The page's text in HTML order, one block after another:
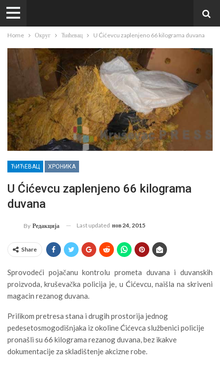
Home Округ Ћићевац U Ćićevcu zaplenjeno 66 kilograma duvana
ЋИЋЕВАЦ ХРОНИКА
U Ćićevcu zaplenjeno 66 kilograma
duvana
By Редакција Last updated нов 24, 2015
Share
Sprovodeći pojačanu kontrolu prometa duvana i duvanskih
proizvoda, kruševačka policija je, u Ćićevcu, naišla na skriveni
magacin rezanog duvana.
Prilikom pretresa stana i drugih prostorija jednog
pedesetosmogodišnjaka iz okoline Ćićevca službenici policije
pronašli su 66 kilograma rezanog duvana, bez ikakve
dokumentacije za skladištenje akcizne robe.